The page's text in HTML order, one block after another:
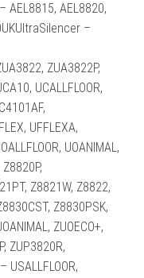
AEL8815, AEL8820,
–
ZUA3822P,
UCALLFLOOR,
UFFLEXA,
UOANIMAL,
Z8821W, Z8822,
Z8830PSK,
ZUOECO+,
ZUP3820R,
USALLFLOOR,